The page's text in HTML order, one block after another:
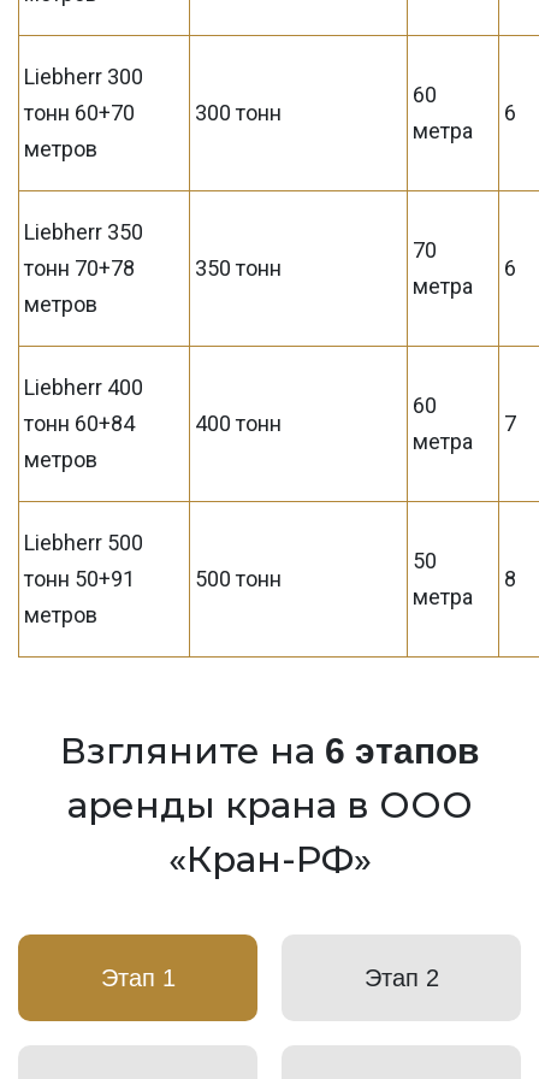
Liebherr 300
тонн 60+70
метров
300 тонн
60
метра
6
Liebherr 350
тонн 70+78
метров
350 тонн
70
метра
6
Liebherr 400
тонн 60+84
метров
400 тонн
60
метра
7
Liebherr 500
тонн 50+91
метров
500 тонн
50
метра
8
Взгляните на 6 этапов
аренды крана в ООО
«Кран-РФ»
Этап 1 Этап 2